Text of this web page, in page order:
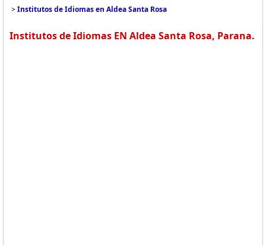
>Institutos de Idiomas en Aldea Santa Rosa
Institutos de Idiomas EN Aldea Santa Rosa, Parana.